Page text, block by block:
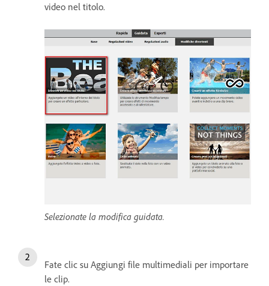
video nel titolo.
Selezionate la modifica guidata.
Fate clic su Aggiungi file multimediali per importare
le clip.